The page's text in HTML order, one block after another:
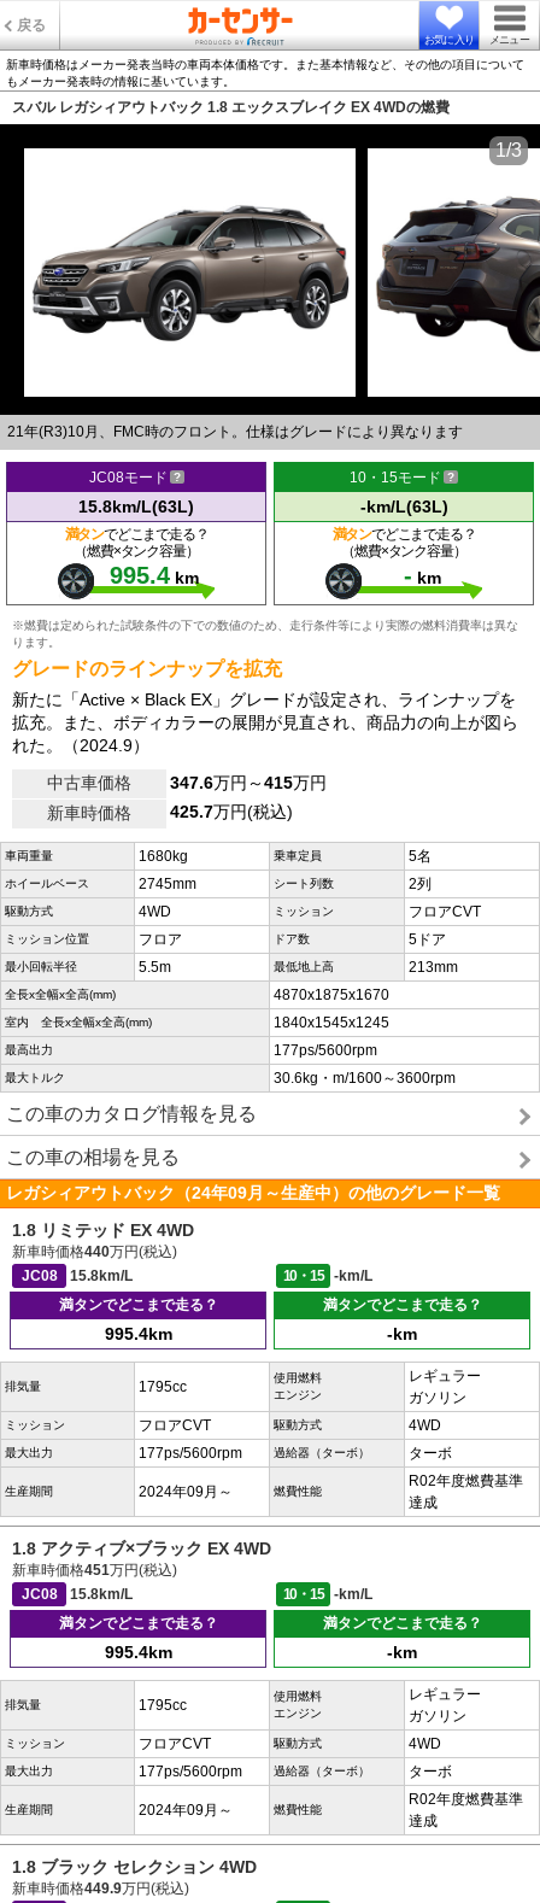
戻る
お気に入り メニュー
新車時価格はメーカー発表当時の車両本体価格です。また基本情報など、その他の項目について
もメーカー発表時の情報に基いています。
スバル レガシィアウトバック 1.8 エックスブレイク EX 4WDの燃費
21年(R3)10月、FMC時のフロント。仕様はグレードにより異なります
1/3
JC08モード
15.8km/L(63L)
満タンでどこまで走る？
（燃費×タンク容量）
995.4 km
10・15モード
-km/L(63L)
満タンでどこまで走る？
（燃費×タンク容量）
- km
※燃費は定められた試験条件の下での数値のため、走行条件等により実際の燃料消費率は異な
ります。
グレードのラインナップを拡充
新たに「Active × Black EX」グレードが設定され、ラインナップを
拡充。また、ボディカラーの展開が見直され、商品力の向上が図ら
れた。（2024.9）
中古車価格
347.6万円～415万円
新車時価格
425.7万円(税込)
車両重量 1680kg 乗車定員 5名
ホイールベース 2745mm シート列数 2列
駆動方式 4WD ミッション フロアCVT
ミッション位置 フロア ドア数 5ドア
最小回転半径 5.5m 最低地上高 213mm
全長x全幅x全高(mm) 4870x1875x1670
室内 全長x全幅x全高(mm) 1840x1545x1245
最高出力 177ps/5600rpm
最大トルク 30.6kg・m/1600～3600rpm
この車のカタログ情報を見る
この車の相場を見る
レガシィアウトバック（24年09月～生産中）の他のグレード一覧
1.8 リミテッド EX 4WD
新車時価格440万円(税込)
JC08
15.8km/L 10・15
-km/L
満タンでどこまで走る？
995.4km
満タンでどこまで走る？
-km
排気量 1795cc
使用燃料
エンジン
レギュラー
ガソリン
ミッション フロアCVT 駆動方式 4WD
最大出力 177ps/5600rpm 過給器（ターボ） ターボ
生産期間 2024年09月～ 燃費性能
R02年度燃費基準
達成
1.8 アクティブ×ブラック EX 4WD
新車時価格451万円(税込)
JC08
15.8km/L 10・15
-km/L
満タンでどこまで走る？
995.4km
満タンでどこまで走る？
-km
排気量 1795cc
使用燃料
エンジン
レギュラー
ガソリン
ミッション フロアCVT 駆動方式 4WD
最大出力 177ps/5600rpm 過給器（ターボ） ターボ
生産期間 2024年09月～ 燃費性能
R02年度燃費基準
達成
1.8 ブラック セレクション 4WD
新車時価格449.9万円(税込)